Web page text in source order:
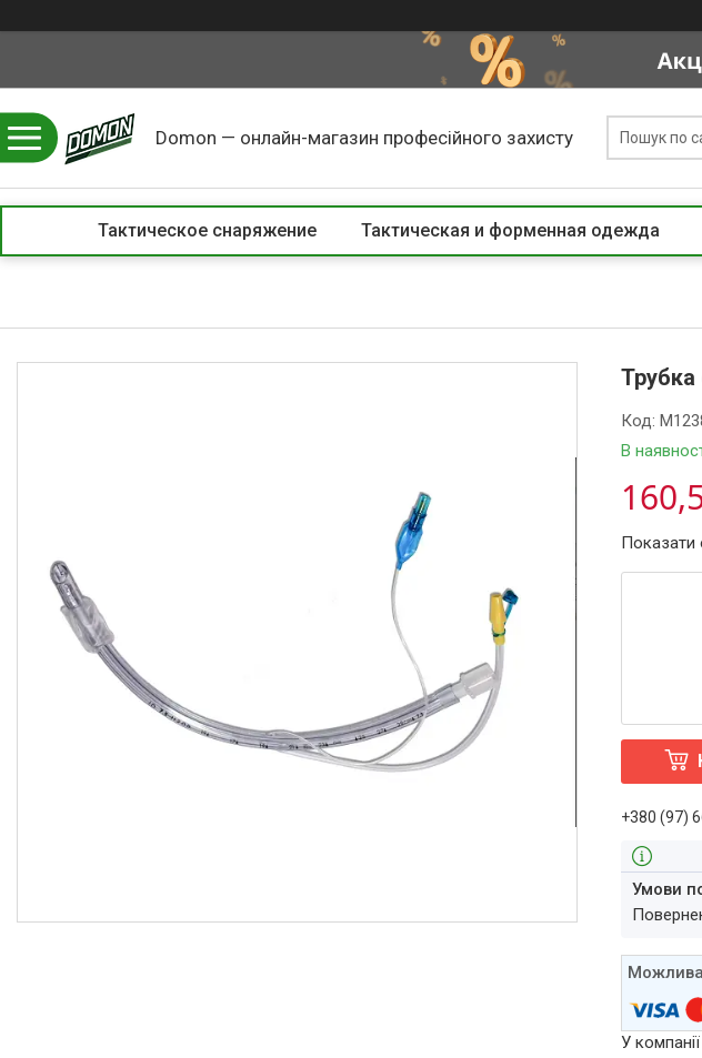
Domon — онлайн-магазин професійного захисту
Тактическое снаряжение Тактическая и форменная одежда
В
Код:
Показати
+380 (97)
У